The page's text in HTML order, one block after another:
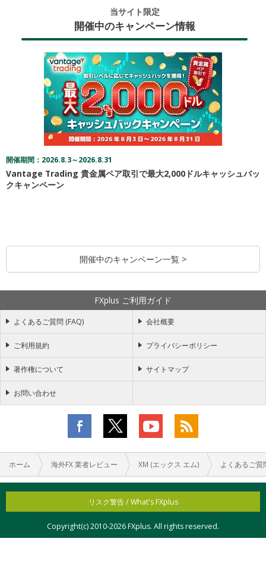
ホーム 海外FX 業者レビュー XM (エックス エム) よくあるご質
当サイト限定
開催中のキャンペーン情報
開催期間：2026.8.3～2026.8.31
Vantage Trading 貴金属ペア取引で最大2,000ドルキャッシュバッ
クキャンペーン
開催中のキャンペーン一覧 >
FXplus ご利用ガイド
よくあるご質問 (FAQ) 会社概要
ご利用規約 プライバシーポリシー
著作権について サイトマップ
お問い合わせ
リスク警告 / What's FXplus
Copyright(c) 2010-2026 FXplus. All rights reserved.